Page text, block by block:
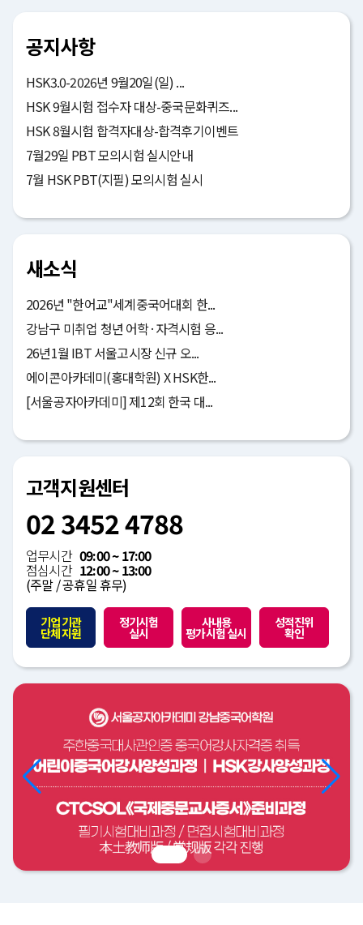
공지사항
HSK3.0-2026년 9월20일(일) ...
HSK 9월시험 접수자 대상-중국문화퀴즈...
HSK 8월시험 합격자대상-합격후기이벤트
7월29일 PBT 모의시험 실시안내
7월 HSK PBT(지필) 모의시험 실시
새소식
2026년 "한어교"세계중국어대회 한...
강남구 미취업 청년 어학·자격시험 응...
26년1월 IBT 서울고시장 신규 오...
에이콘아카데미(홍대학원) X HSK한...
[서울공자아카데미] 제12회 한국 대...
고객지원센터
02 3452 4788
업무시간 09:00 ~ 17:00
점심시간 12:00 ~ 13:00
(주말 / 공휴일 휴무)
기업 기관
단체 지원
정기시험
실시
사내용
평가시험 실시
성적진위
확인